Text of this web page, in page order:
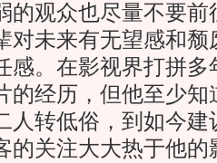
的观众也尽量不要前
对未来有无望感和
感。在影视界打拼多
的经历，但他至少知
人转低俗，到如今建
的关注大大热于他的